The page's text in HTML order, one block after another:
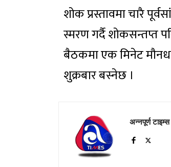
शोक प्रस्तावमा चारै
स्मरण गर्दै शोकसन्तप्त
बैठकमा एक मिनेट
शुक्रबार बस्नेछ ।
अन्नपूर्ण टाइम्स